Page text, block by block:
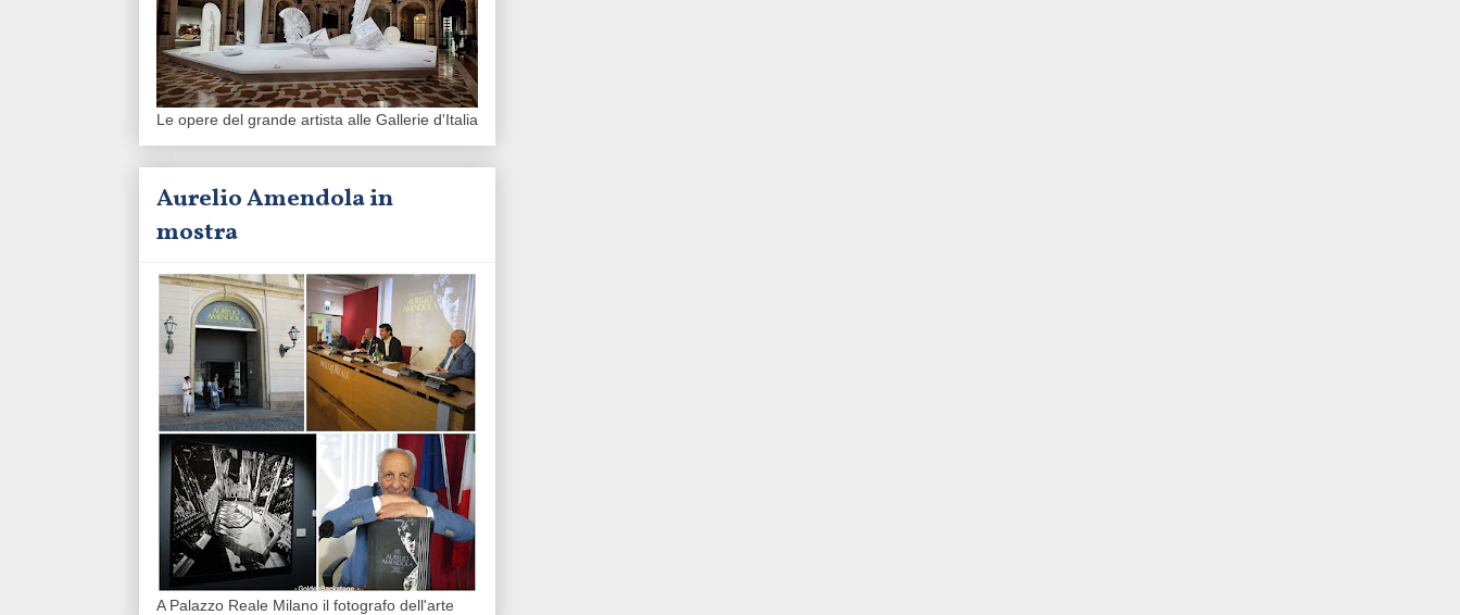
Le opere del grande artista alle Gallerie d'Italia
Aurelio Amendola in
mostra
A Palazzo Reale Milano il fotografo dell'arte